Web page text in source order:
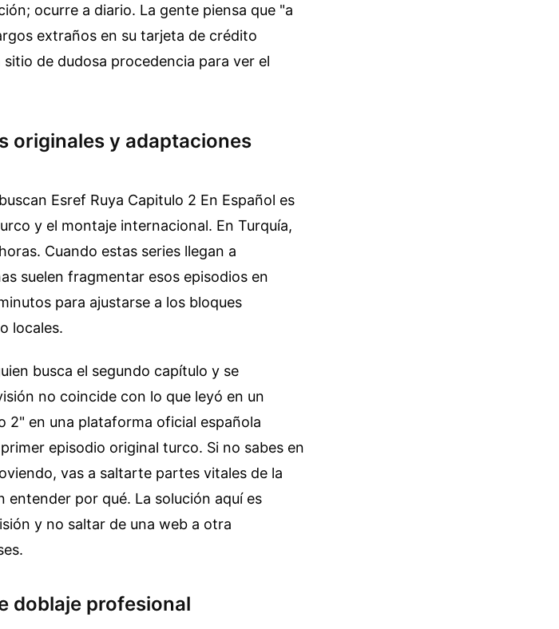
ocurre a diario. La gente piensa que "a
extraños en su tarjeta de crédito
de dudosa procedencia para ver el
originales y adaptaciones
Esref Ruya Capitulo 2 En Español es
y el montaje internacional. En Turquía,
Cuando estas series llegan a
suelen fragmentar esos episodios en
para ajustarse a los bloques
locales.
busca el segundo capítulo y se
no coincide con lo que leyó en un
2" en una plataforma oficial española
episodio original turco. Si no sabes en
vas a saltarte partes vitales de la
entender por qué. La solución aquí es
y no saltar de una web a otra
doblaje profesional